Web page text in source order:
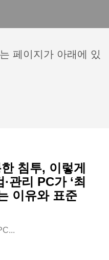
페이지가 아래에 있
침투, 이렇게
관리 PC가 ‘최
이유와 표준